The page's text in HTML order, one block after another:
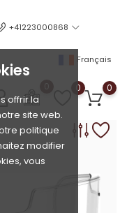
offrir la
site web.
politique
modifier
vous
+41223000868
Français
0 0